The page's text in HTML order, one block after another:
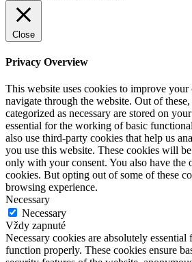
Close
Privacy Overview
This website uses cookies to improve
navigate through the website. Out of
categorized as necessary are stored on
essential for the working of basic
also use third-party cookies that help us
you use this website. These cookies will
only with your consent. You also have the
cookies. But opting out of some of these
browsing experience.
Necessary
Necessary
Vždy zapnuté
Necessary cookies are absolutely essential
function properly. These cookies ensure